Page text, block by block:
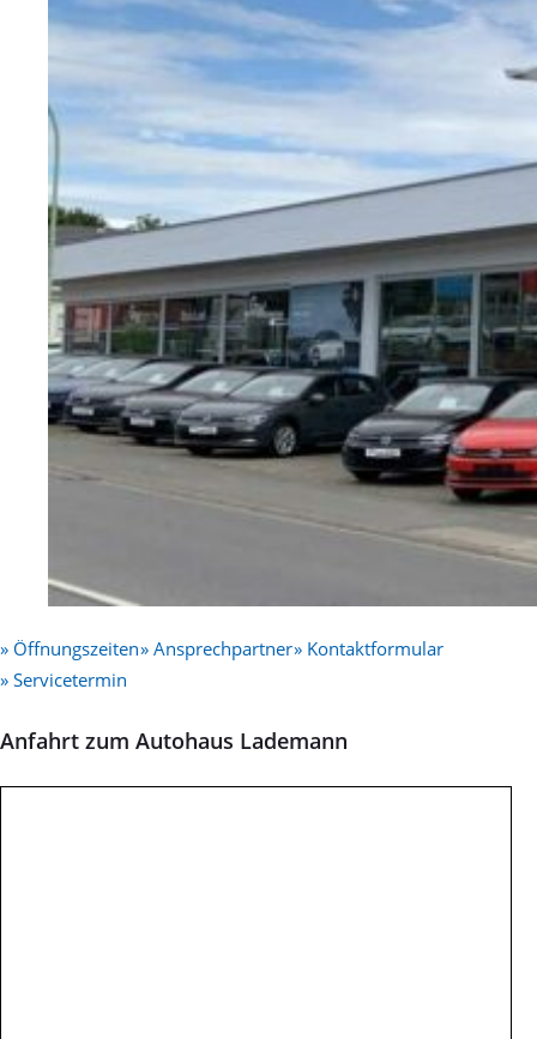
» Öffnungszeiten» Ansprechpartner» Kontaktformular
» Servicetermin
Anfahrt zum Autohaus Lademann